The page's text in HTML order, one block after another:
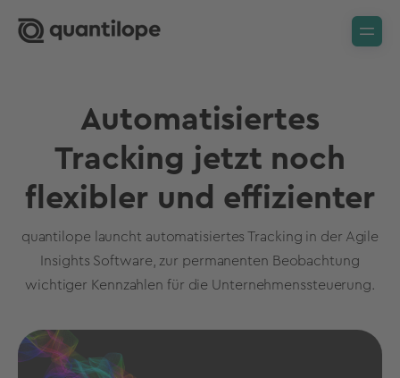
Automatisiertes
Tracking jetzt noch
flexibler und effizienter
quantilope launcht automatisiertes Tracking in der Agile
Insights Software, zur permanenten Beobachtung
wichtiger Kennzahlen für die Unternehmenssteuerung.